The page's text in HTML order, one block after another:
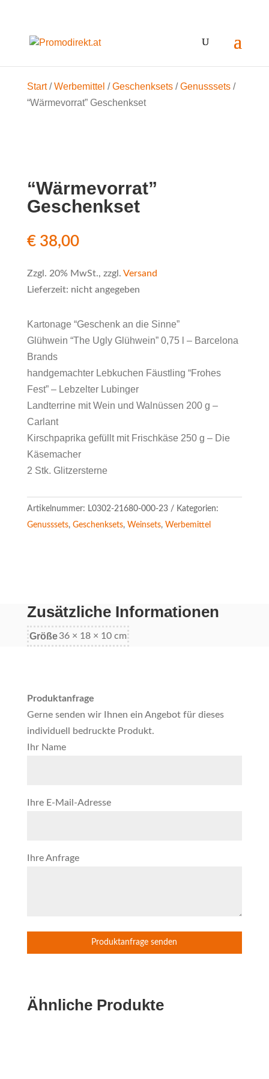
Start/Werbemittel /Geschenksets/Genusssets/
“Wärmevorrat” Geschenkset
“Wärmevorrat”
Geschenkset
€38,00
Zzgl. 20% MwSt., zzgl. Versand
Lieferzeit: nicht angegeben
Kartonage “Geschenk an die Sinne”
Glühwein “The Ugly Glühwein” 0,75 l – Barcelona
Brands
handgemachter Lebkuchen Fäustling “Frohes
Fest” – Lebzelter Lubinger
Landterrine mit Wein und Walnüssen 200 g –
Carlant
Kirschpaprika gefüllt mit Frischkäse 250 g – Die
Käsemacher
2 Stk. Glitzersterne
Artikelnummer: L0302-21680-000-23
Kategorien:
Genusssets, Geschenksets, Weinsets, Werbemittel
Zusätzliche Informationen
Größe 36 × 18 × 10 cm
Produktanfrage
Gerne senden wir Ihnen ein Angebot für dieses
individuell bedruckte Produkt.
Ihr Name
Ihre E-Mail-Adresse
Ihre Anfrage
Ähnliche Produkte